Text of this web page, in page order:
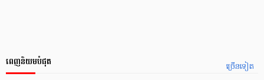
ច្រើនទៀត
ពេញនិយមបំផុត